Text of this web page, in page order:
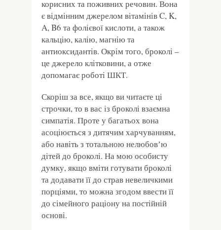
корисних та поживних речовин. Вона
є відмінним джерелом вітамінів C, K,
A, B6 та фолієвої кислоти, а також
кальцію, калію, магнію та
антиоксидантів. Окрім того, броколі –
це джерело клітковини, а отже
допомагає роботі ШКТ.
Скоріш за все, якщо ви читаєте ці
строчки, то в вас із броколі взаємна
симпатія. Проте у багатьох вона
асоціюється з дитячим харчуванням,
або навіть з тотальною нелюбовʼю
дітей до броколі. На мою особисту
думку, якщо вміти готувати броколі
та додавати її до страв невеличкими
порціями, то можна згодом ввести її
до сімейного раціону на постійній
основі.